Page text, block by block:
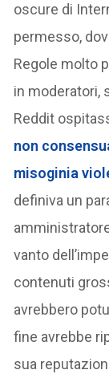
oscure di
permesso,
Regole molto
in moderatori,
Reddit
non
misoginia
definiva un
vanto
contenuti
avrebbero
fine avrebbe
sua